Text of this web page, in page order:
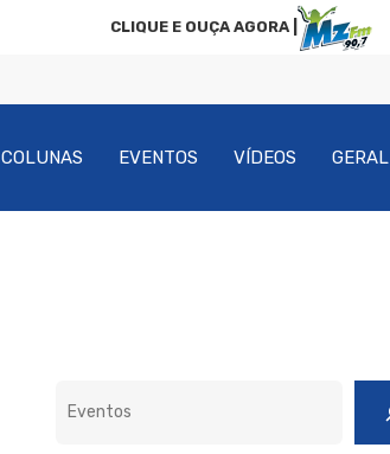
CLIQUE E OUÇA AGORA |
COLUNAS EVENTOS VÍDEOS GERAL